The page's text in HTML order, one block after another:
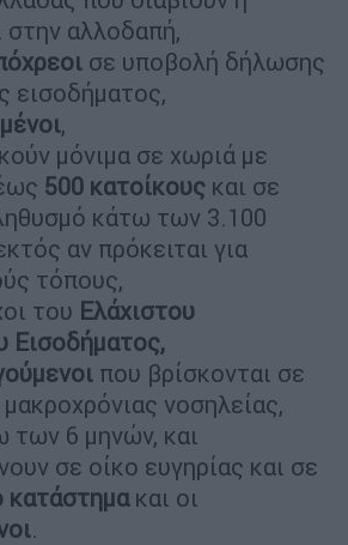
στην αλλοδαπή,
σε υποβολή δήλωσης
εισοδήματος,
,
μόνιμα σε χωριά με
500 κατοίκους και σε
κάτω των 3.100
αν πρόκειται για
τόπους,
του Ελάχιστου
Εισοδήματος,
που βρίσκονται σε
νοσηλείας,
των 6 μηνών, και
σε οίκο ευγηρίας και σε
κατάστημακαι οι
.